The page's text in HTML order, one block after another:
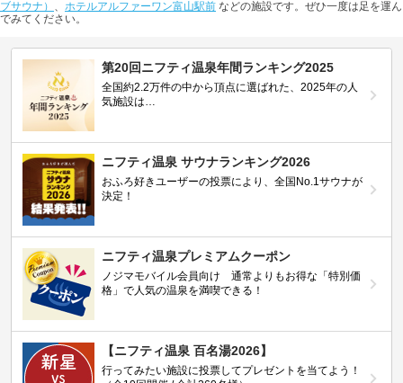
ブサウナ） 、 ホテルアルファーワン富山駅前 などの施設です。ぜひ一度は足を運ん
でみてください。
第20回ニフティ温泉年間ランキング2025
全国約2.2万件の中から頂点に選ばれた、2025年の人
気施設は…
ニフティ温泉 サウナランキング2026
おふろ好きユーザーの投票により、全国No.1サウナが
決定！
ニフティ温泉プレミアムクーポン
ノジマモバイル会員向け 通常よりもお得な「特別価
格」で人気の温泉を満喫できる！
【ニフティ温泉 百名湯2026】
行ってみたい施設に投票してプレゼントを当てよう！